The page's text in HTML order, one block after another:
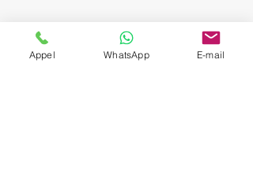
Appel WhatsApp E-mail